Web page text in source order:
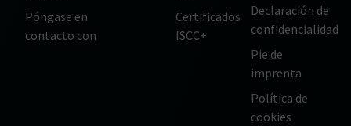
Póngase en
contacto con
Certificados
ISCC+
Declaración de
confidencialidad
Pie de
imprenta
Política de
cookies